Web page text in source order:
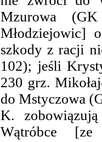
Mzurowa
Młodziejowic]
szkody z racji
102); jeśli
230 grz.
do Mstyczowa
K.
Wątróbce [ze